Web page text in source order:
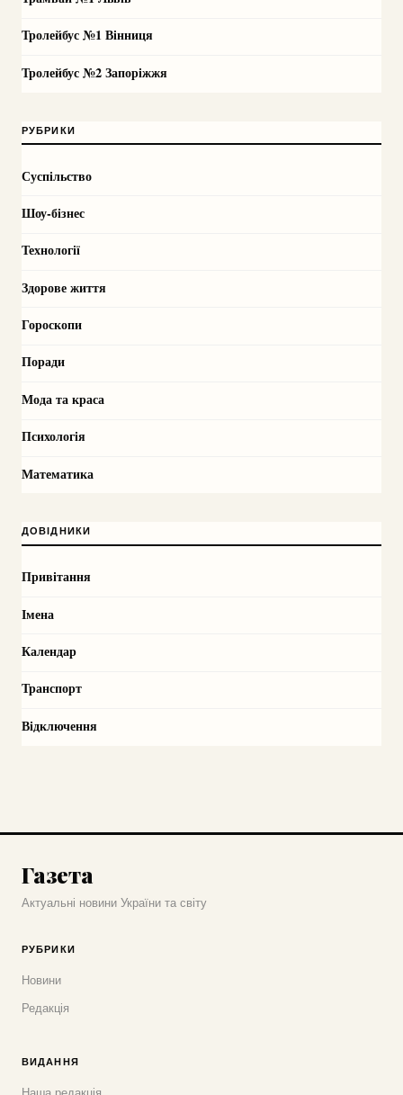
Тролейбус №1 Вінниця
Тролейбус №2 Запоріжжя
РУБРИКИ
Суспільство
Шоу-бізнес
Технології
Здорове життя
Гороскопи
Поради
Мода та краса
Психологія
Математика
ДОВІДНИКИ
Привітання
Імена
Календар
Транспорт
Відключення
Газета
Актуальні новини України та світу
РУБРИКИ
Новини
Редакція
ВИДАННЯ